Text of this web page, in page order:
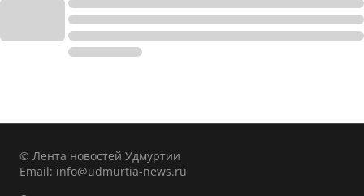
© Лента новостей Удмуртии
Email: info@udmurtia-news.ru